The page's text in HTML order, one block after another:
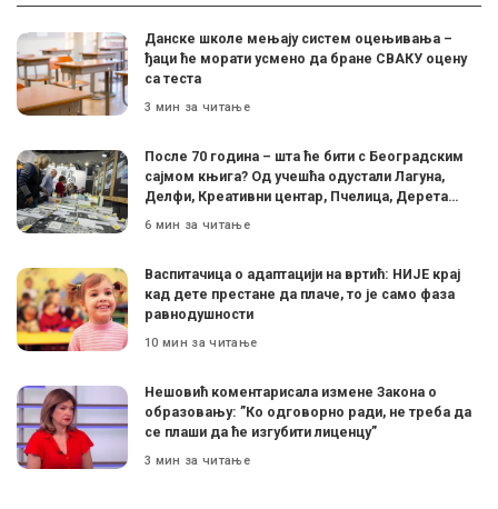
Данске школе мењају систем оцењивања –
ђаци ће морати усмено да бране СВАКУ оцену
са теста
3 мин за читање
После 70 година – шта ће бити с Београдским
сајмом књига? Од учешћа одустали Лагуна,
Делфи, Креативни центар, Пчелица, Дерета…
6 мин за читање
Васпитачица о адаптацији на вртић: НИЈЕ крај
кад дете престане да плаче, то је само фаза
равнодушности
10 мин за читање
Нешовић коментарисала измене Закона о
образовању: ”Ко одговорно ради, не треба да
се плаши да ће изгубити лиценцу”
3 мин за читање